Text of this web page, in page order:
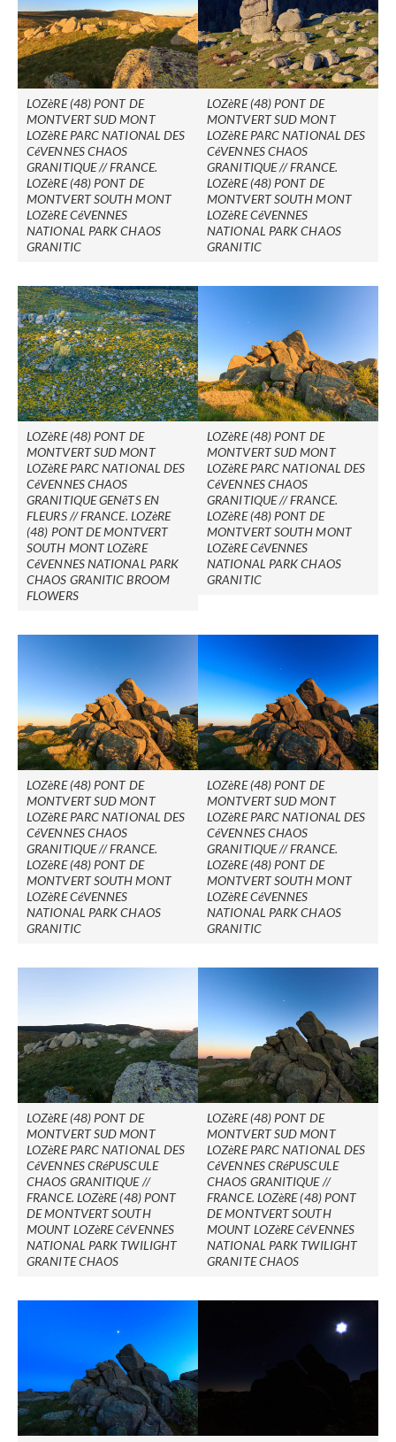
LOZèRE (48) PONT DE
MONTVERT SUD MONT
LOZèRE PARC NATIONAL DES
CéVENNES CHAOS
GRANITIQUE // FRANCE.
LOZèRE (48) PONT DE
MONTVERT SOUTH MONT
LOZèRE CéVENNES
NATIONAL PARK CHAOS
GRANITIC
LOZèRE (48) PONT DE
MONTVERT SUD MONT
LOZèRE PARC NATIONAL DES
CéVENNES CHAOS
GRANITIQUE // FRANCE.
LOZèRE (48) PONT DE
MONTVERT SOUTH MONT
LOZèRE CéVENNES
NATIONAL PARK CHAOS
GRANITIC
LOZèRE (48) PONT DE
MONTVERT SUD MONT
LOZèRE PARC NATIONAL DES
CéVENNES CHAOS
GRANITIQUE GENêTS EN
FLEURS // FRANCE. LOZèRE
(48) PONT DE MONTVERT
SOUTH MONT LOZèRE
CéVENNES NATIONAL PARK
CHAOS GRANITIC BROOM
FLOWERS
LOZèRE (48) PONT DE
MONTVERT SUD MONT
LOZèRE PARC NATIONAL DES
CéVENNES CHAOS
GRANITIQUE // FRANCE.
LOZèRE (48) PONT DE
MONTVERT SOUTH MONT
LOZèRE CéVENNES
NATIONAL PARK CHAOS
GRANITIC
LOZèRE (48) PONT DE
MONTVERT SUD MONT
LOZèRE PARC NATIONAL DES
CéVENNES CHAOS
GRANITIQUE // FRANCE.
LOZèRE (48) PONT DE
MONTVERT SOUTH MONT
LOZèRE CéVENNES
NATIONAL PARK CHAOS
GRANITIC
LOZèRE (48) PONT DE
MONTVERT SUD MONT
LOZèRE PARC NATIONAL DES
CéVENNES CHAOS
GRANITIQUE // FRANCE.
LOZèRE (48) PONT DE
MONTVERT SOUTH MONT
LOZèRE CéVENNES
NATIONAL PARK CHAOS
GRANITIC
LOZèRE (48) PONT DE
MONTVERT SUD MONT
LOZèRE PARC NATIONAL DES
CéVENNES CRéPUSCULE
CHAOS GRANITIQUE //
FRANCE. LOZèRE (48) PONT
DE MONTVERT SOUTH
MOUNT LOZèRE CéVENNES
NATIONAL PARK TWILIGHT
GRANITE CHAOS
LOZèRE (48) PONT DE
MONTVERT SUD MONT
LOZèRE PARC NATIONAL DES
CéVENNES CRéPUSCULE
CHAOS GRANITIQUE //
FRANCE. LOZèRE (48) PONT
DE MONTVERT SOUTH
MOUNT LOZèRE CéVENNES
NATIONAL PARK TWILIGHT
GRANITE CHAOS